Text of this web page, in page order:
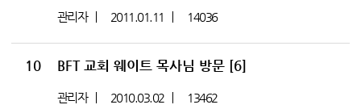
관리자 2011.01.11 14036
10 BFT 교회 웨이트 목사님 방문 [6]
관리자 2010.03.02 13462